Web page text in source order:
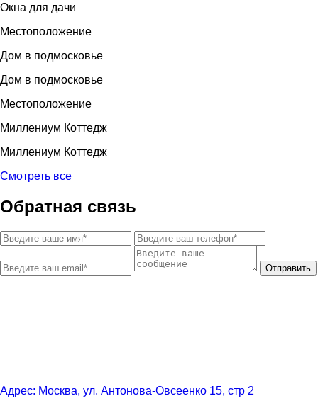
Окна для дачи
Местоположение
Дом в подмосковье
Дом в подмосковье
Местоположение
Миллениум Коттедж
Миллениум Коттедж
Смотреть все
Обратная связь
Отправить
Адрес: Москва, ул. Антонова-Овсеенко 15, стр 2